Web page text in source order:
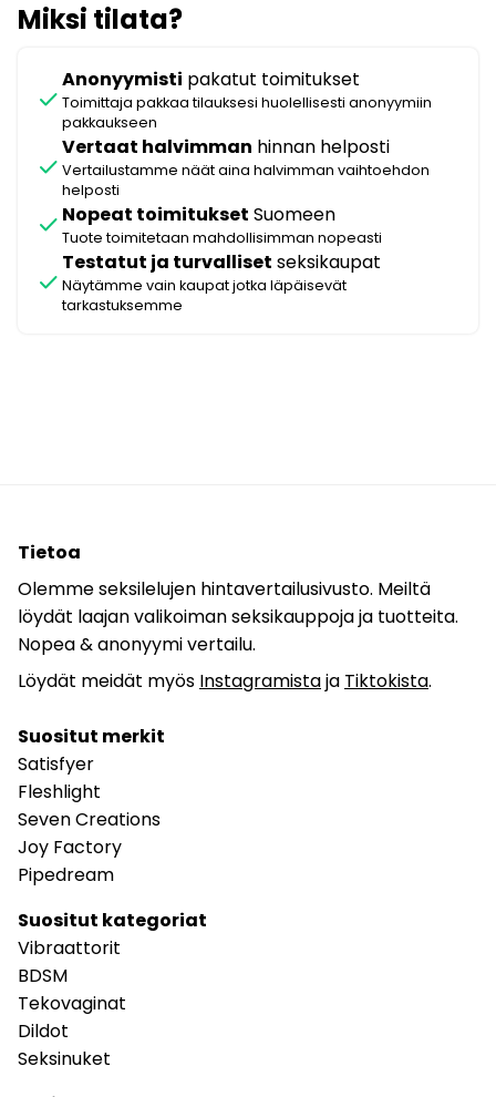
Miksi tilata?
check
Anonyymisti pakatut toimitukset
Toimittaja pakkaa tilauksesi huolellisesti anonyymiin
pakkaukseen
check
Vertaat halvimman hinnan helposti
Vertailustamme näät aina halvimman vaihtoehdon
helposti
check Nopeat toimitukset Suomeen
Tuote toimitetaan mahdollisimman nopeasti
check
Testatut ja turvalliset seksikaupat
Näytämme vain kaupat jotka läpäisevät
tarkastuksemme
Tietoa
Olemme seksilelujen hintavertailusivusto. Meiltä
löydät laajan valikoiman seksikauppoja ja tuotteita.
Nopea & anonyymi vertailu.
Löydät meidät myös Instagramistaja Tiktokista.
Suositut merkit
Satisfyer
Fleshlight
Seven Creations
Joy Factory
Pipedream
Suositut kategoriat
Vibraattorit
BDSM
Tekovaginat
Dildot
Seksinuket